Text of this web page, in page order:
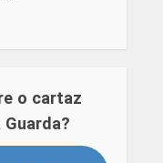
o cartaz